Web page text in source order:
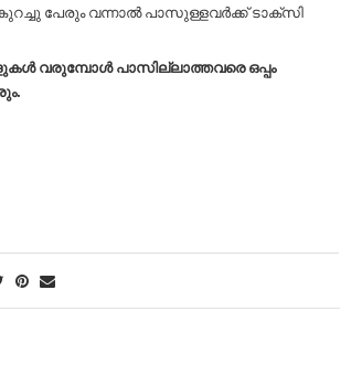
പേരും വന്നാൽ പാസുള്ളവർക്ക് ടാക്സി
വരുമ്പോൾ പാസില്ലാത്തവരെ ഒപ്പം